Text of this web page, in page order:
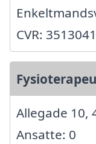
CVR:
Allegade 10,
Ansatte: 0